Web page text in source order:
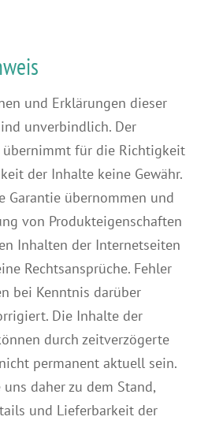
und Erklärungen dieser
unverbindlich. Der
übernimmt für die Richtigkeit
der Inhalte keine Gewähr.
Garantie übernommen und
von Produkteigenschaften
Inhalten der Internetseiten
Rechtsansprüche. Fehler
bei Kenntnis darüber
Die Inhalte der
durch zeitverzögerte
permanent aktuell sein.
daher zu dem Stand,
und Lieferbarkeit der